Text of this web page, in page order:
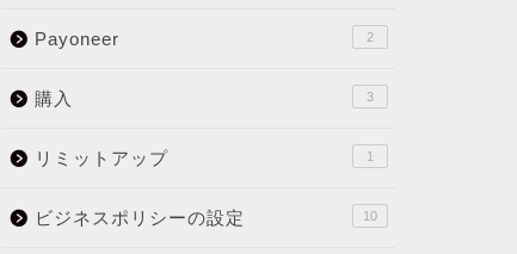
る？！出品はオークションで！ リサ
Payoneer 2
購入 3
リミットアップ 1
ビジネスポリシーの設定 10